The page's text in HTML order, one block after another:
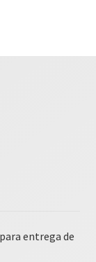
entrega de